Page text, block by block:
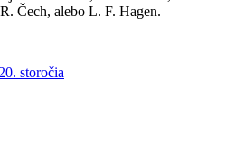
Čech, alebo L. F. Hagen.
storočia